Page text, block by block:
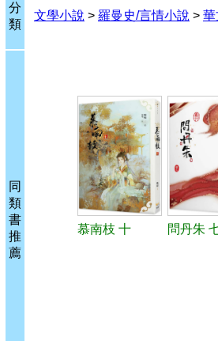
分
類
文學小說 > 羅曼史/言情小說 > 華
同
類
書
推
薦
慕南枝 十 問丹朱